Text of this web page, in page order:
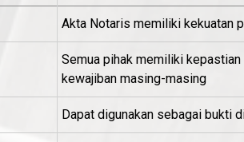
Akta Notaris memiliki kekuatan
Semua pihak memiliki kepastian
kewajiban masing-masing
Dapat digunakan sebagai bukti